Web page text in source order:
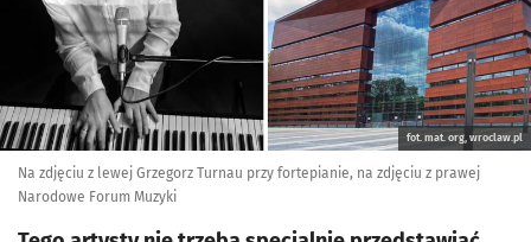
fot. mat. org, wroclaw.pl
Na zdjęciu z lewej Grzegorz Turnau przy fortepianie, na zdjęciu z prawej
Narodowe Forum Muzyki